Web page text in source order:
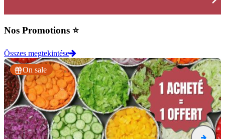
Nos Promotions ⭐
Összes megtekintése
On sale